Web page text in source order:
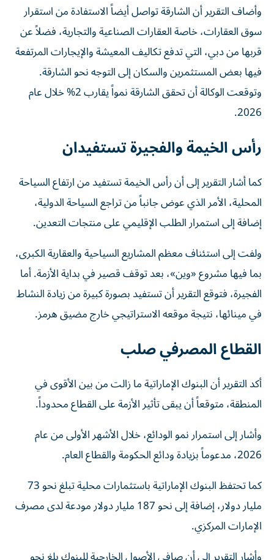
وأضاف التقرير أن الشارقة تواصل أيضاً الاستفادة من استقرار
سوق العقارات، خاصة العقارات الصناعية والتجارية، فضلاً عن
قربها من دبي، التي تدفع تكاليف المعيشة والإيجارات المرتفعة
فيها بعض المستثمرين والسكان إلى التوجه نحو الشارقة.
وتوقعت الوكالة أن تحقق الشارقة نمواً يقارب 2% خلال عام
2026.
رأس الخيمة والفجيرة تستفيدان
كما أشار التقرير إلى أن رأس الخيمة تستفيد من ارتفاع السياحة
المحلية، الأمر الذي عوض جانباً من تراجع السياحة الدولية،
إضافة إلى استمرار الطلب الإقليمي على منتجات التعدين.
ولفت إلى استئناف معظم المشاريع السياحية والعقارية الكبرى،
بما فيها مشروع «وين»، بعد توقف قصير في بداية الأزمة. أما
الفجيرة، فتوقع التقرير أن تستفيد بصورة كبيرة من زيادة النشاط
في مينائها، نتيجة موقعه الاستراتيجي خارج مضيق هرمز.
القطاع المصرفي صلب
أكد التقرير أن البنوك الإماراتية ما زالت من بين الأقوى في
المنطقة، متوقعاً أن يبقى تأثير الأزمة على القطاع محدوداً.
وأشار إلى استمرار نمو الودائع، خلال الأشهر الأولى من عام
2026، مدعوماً بزيادة ودائع الحكومة والقطاع العام.
كما تحتفظ البنوك الإماراتية باستثمارات محلية تبلغ نحو 73
مليار دولار، إضافة إلى نحو 187 مليار دولار مودعة لدى مصرف
الإمارات المركزي.